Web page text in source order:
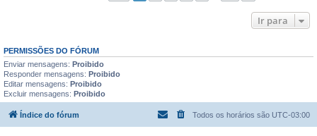
Ir para
PERMISSÕES DO FÓRUM
Enviar mensagens: Proibido
Responder mensagens: Proibido
Editar mensagens: Proibido
Excluir mensagens: Proibido
Índice do fórum Todos os horários são UTC-03:00